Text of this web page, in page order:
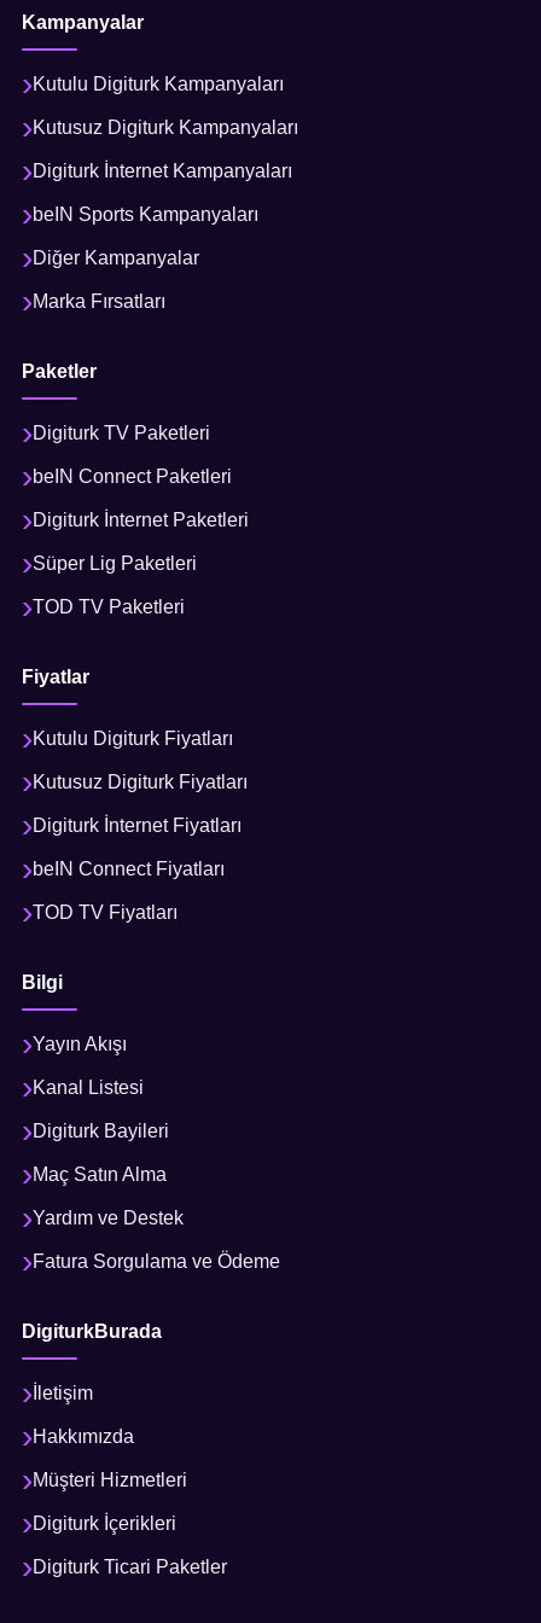
Kampanyalar
Kutulu Digiturk Kampanyaları
Kutusuz Digiturk Kampanyaları
Digiturk İnternet Kampanyaları
beIN Sports Kampanyaları
Diğer Kampanyalar
Marka Fırsatları
Paketler
Digiturk TV Paketleri
beIN Connect Paketleri
Digiturk İnternet Paketleri
Süper Lig Paketleri
TOD TV Paketleri
Fiyatlar
Kutulu Digiturk Fiyatları
Kutusuz Digiturk Fiyatları
Digiturk İnternet Fiyatları
beIN Connect Fiyatları
TOD TV Fiyatları
Bilgi
Yayın Akışı
Kanal Listesi
Digiturk Bayileri
Maç Satın Alma
Yardım ve Destek
Fatura Sorgulama ve Ödeme
DigiturkBurada
İletişim
Hakkımızda
Müşteri Hizmetleri
Digiturk İçerikleri
Digiturk Ticari Paketler